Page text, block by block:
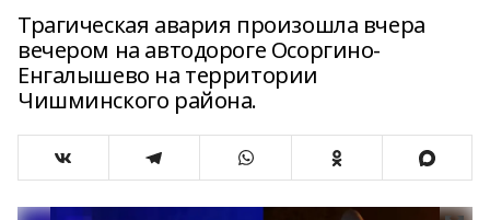
Трагическая авария произошла вчера
вечером на автодороге Осоргино-
Енгалышево на территории
Чишминского района.